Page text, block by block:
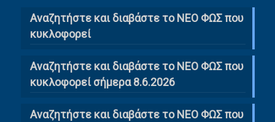
Αναζητήστε και διαβάστε το NΕΟ ΦΩΣ που
κυκλοφορεί
Αναζητήστε και διαβάστε το ΝΕΟ ΦΩΣ που
κυκλοφορεί σήμερα 8.6.2026
Αναζητήστε και διαβάστε το ΝΕΟ ΦΩΣ που